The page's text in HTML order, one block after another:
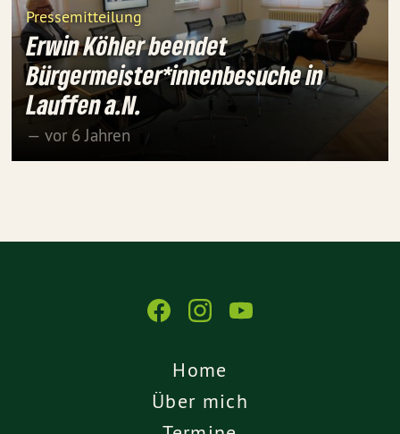
Pressemitteilung
Erwin Köhler beendet
Bürgermeister*innenbesuche in
Lauffen a.N.
— vor 6 Jahren
Home
Über mich